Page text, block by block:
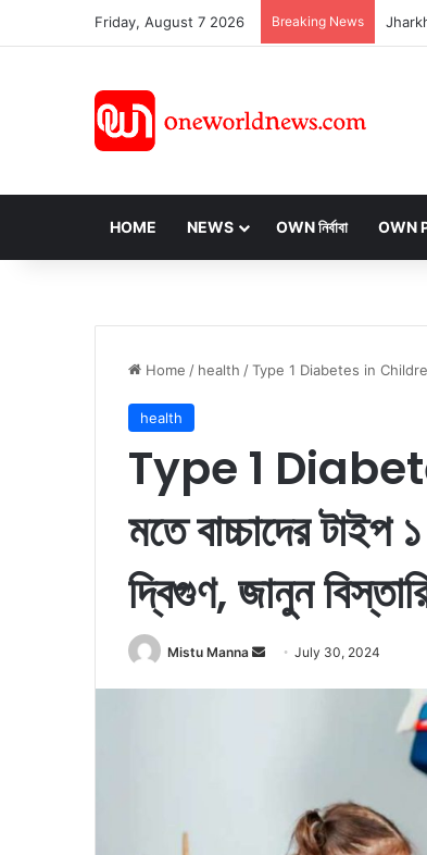
Friday, August 7 2026 Breaking News
HOME NEWS OWN নির্বাবা OWN
Home / health /Type 1 Diabetes in Children:
health
Type 1
মতে বাচ্চাদের টাইপ
দ্বিগুণ, জানুন
Mistu Manna July 30, 2024